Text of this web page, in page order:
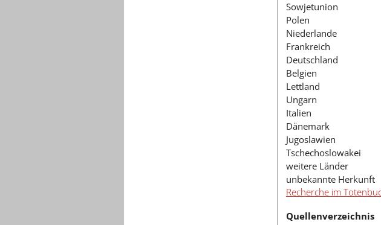
Sowjetunion
Polen
Niederlande
Frankreich
Deutschland
Belgien
Lettland
Ungarn
Italien
Dänemark
Jugoslawien
Tschechoslowakei
weitere Länder
unbekannte Herkunft
Recherche im
Quellenverzeichnis